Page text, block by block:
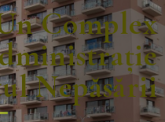
Complex
Nepăsării